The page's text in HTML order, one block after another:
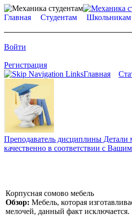
Главная Студентам Школьникам
Войти
Регистрация
Главная
Преподаватель дисциплины Детали
качественно в соответствии с
Корпусная сомово мебель
Обзор: Мебель, которая
мелочей, данный факт исключается.